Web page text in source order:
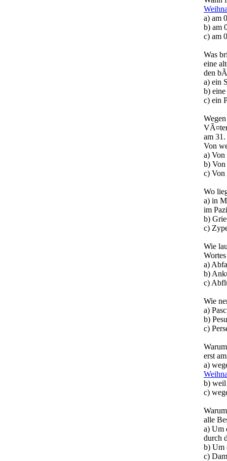
a) am
b) am
c) am
Was
eine
den
a) ein
b)
c) ein
am
Von
a)
b) Von
c) Von
Wo
a) in
im
b)
c)
Wie
Wortes
a)
b)
c)
Wie
a)
b)
c)
erst
a)
b) weil
c)
alle
a) Um
durch
b) Um
c)